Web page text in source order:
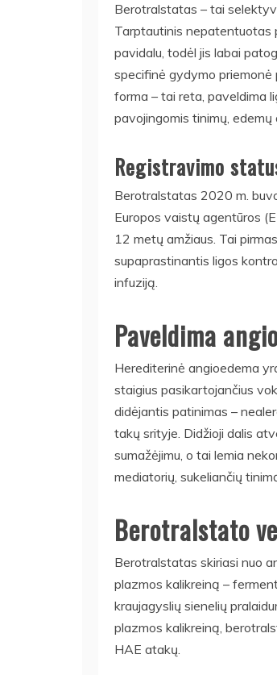
Berotralstatas – tai
Tarptautinis nepatentuotas
pavidalu, todėl jis labai
specifinė gydymo priemonė
forma – tai reta, paveldima
pavojingomis tinimų,
Registravimo
Berotralstatas 2020 m.
Europos vaistų agentūros
12 metų amžiaus. Tai
supaprastinantis ligos
infuziją.
Paveldima
Herediterinė angioedema
staigius pasikartojančius
didėjantis patinimas –
takų srityje. Didžioji dalis
sumažėjimu, o tai lemia
mediatorių, sukeliančių
Berotralstato
Berotralstatas skiriasi nuo
plazmos kalikreiną –
kraujagyslių sienelių
plazmos kalikreiną,
HAE atakų.